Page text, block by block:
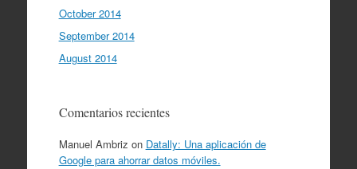
October 2014
September 2014
August 2014
Comentarios recientes
Manuel Ambriz on Datally: Una aplicación de
Google para ahorrar datos móviles.